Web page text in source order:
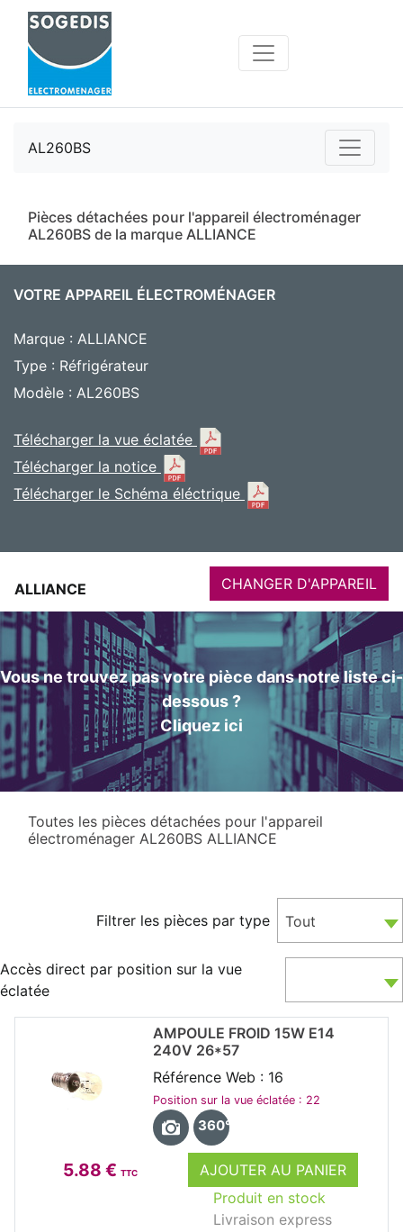
AL260BS
Pièces détachées pour l'appareil électroménager
AL260BS de la marque ALLIANCE
VOTRE APPAREIL ÉLECTROMÉNAGER
Marque : ALLIANCE
Type : Réfrigérateur
Modèle : AL260BS
Télécharger la vue éclatée
Télécharger la notice
Télécharger le Schéma éléctrique
ALLIANCE CHANGER D'APPAREIL
Vous ne trouvez pas votre pièce dans notre liste ci-
dessous ?
Cliquez ici
Toutes les pièces détachées pour l'appareil
électroménager AL260BS ALLIANCE
Filtrer les pièces par type Tout
Accès direct par position sur la vue
éclatée
5.88 € TTC
AJOUTER AU PANIER
Produit en stock
Livraison express
AMPOULE FROID 15W E14
240V 26*57
Référence Web : 16
Position sur la vue éclatée : 22
360°